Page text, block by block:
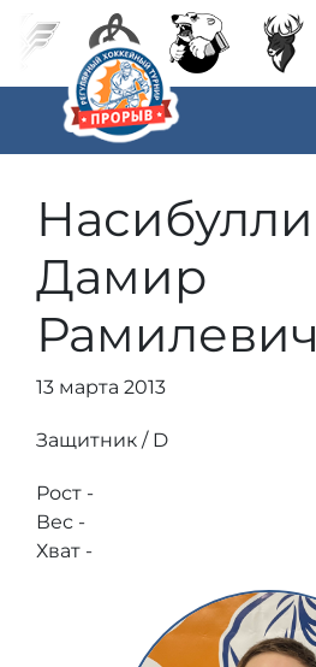
Дамир
Рамилевич
13 марта 2013
Защитник / D
Рост -
Вес -
Хват -